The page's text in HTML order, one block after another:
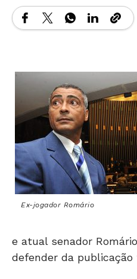
Ex-jogador Romário
e atual senador
defender da